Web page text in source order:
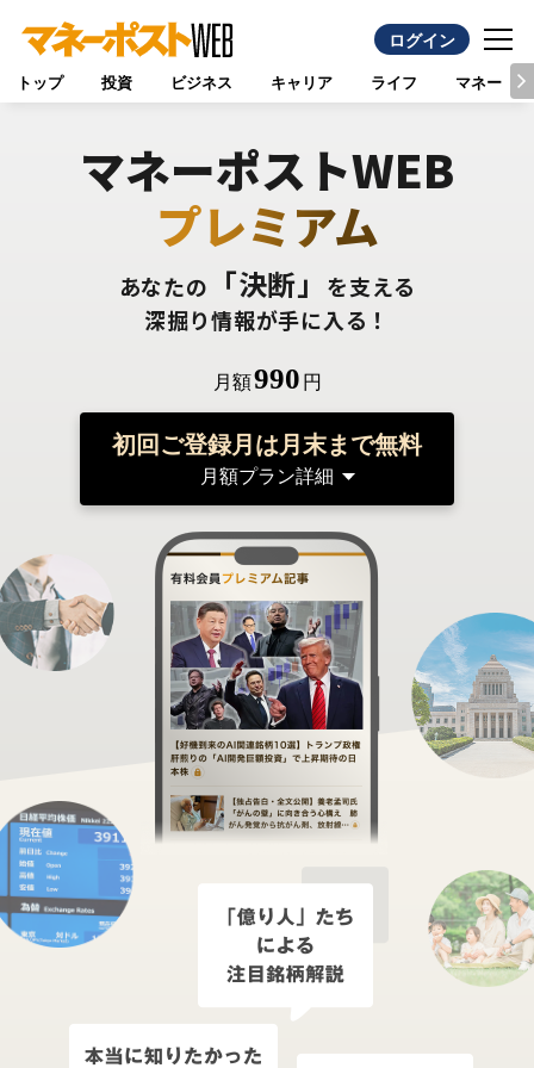
ログイン
トップ 投資 ビジネス キャリア ライフ マネー
マネーポストWEB
プレミアム
あなたの 「決断」
を支える
深掘り情報が手に入る！
月額990 円
初回ご登録月は月末まで無料
月額プラン詳細